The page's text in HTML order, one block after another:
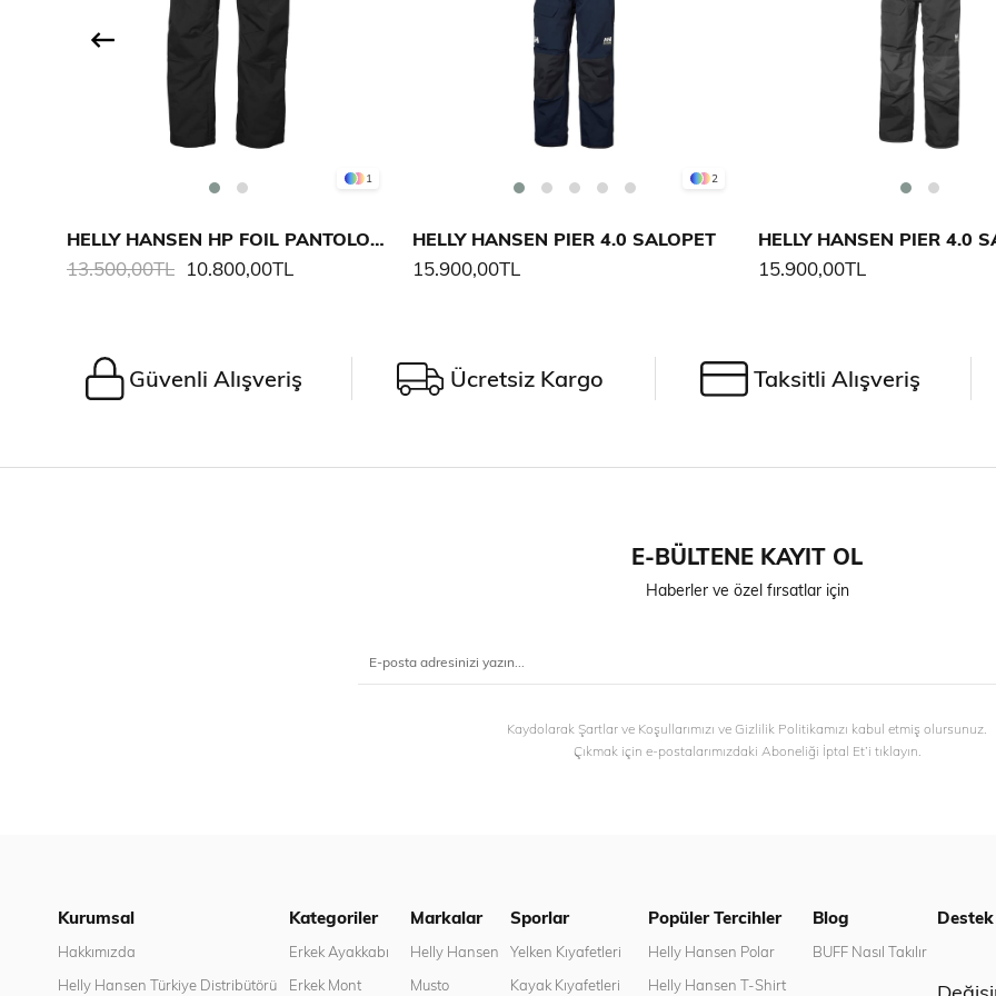
1
HELLY HANSEN HP FOIL PANTOLON 2.0
10.800,00TL
13.500,00TL
2
HELLY HANSEN PIER 4.0 SALOPET
15.900,00TL
HELLY HANSEN PIER 4.0
15.900,00TL
Güvenli Alışveriş Ücretsiz Kargo Taksitli Alışveriş
E-BÜLTENE KAYIT OL
Haberler ve özel fırsatlar için
Kaydolarak Şartlar ve Koşullarımızı ve Gizlilik Politikamızı kabul etmiş olursunuz.
Çıkmak için e-postalarımızdaki Aboneliği İptal Et’i tıklayın.
Kurumsal
Hakkımızda
Helly Hansen Türkiye Distribütörü
Kategoriler
Erkek Ayakkabı
Erkek Mont
Markalar
Helly Hansen
Musto
Sporlar
Yelken Kıyafetleri
Kayak Kıyafetleri
Popüler Tercihler
Helly Hansen Polar
Helly Hansen T-Shirt
Blog
BUFF Nasıl Takılır
Destek